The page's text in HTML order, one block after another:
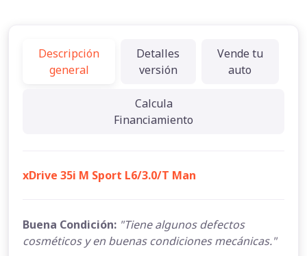
Descripción
general
Detalles
versión
Vende tu
auto
Calcula
Financiamiento
xDrive 35i M Sport L6/3.0/T Man
Buena Condición: "Tiene algunos defectos
cosméticos y en buenas condiciones mecánicas."